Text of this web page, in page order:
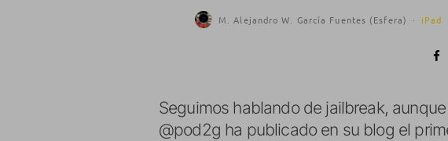
M. Alejandro W. García Fuentes (Esfera) · iPad
Seguimos hablando de jailbreak,
@pod2g ha publicado en su blog el